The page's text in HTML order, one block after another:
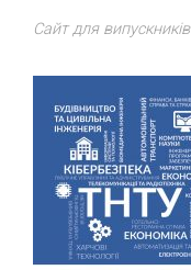
Сайт для випускників